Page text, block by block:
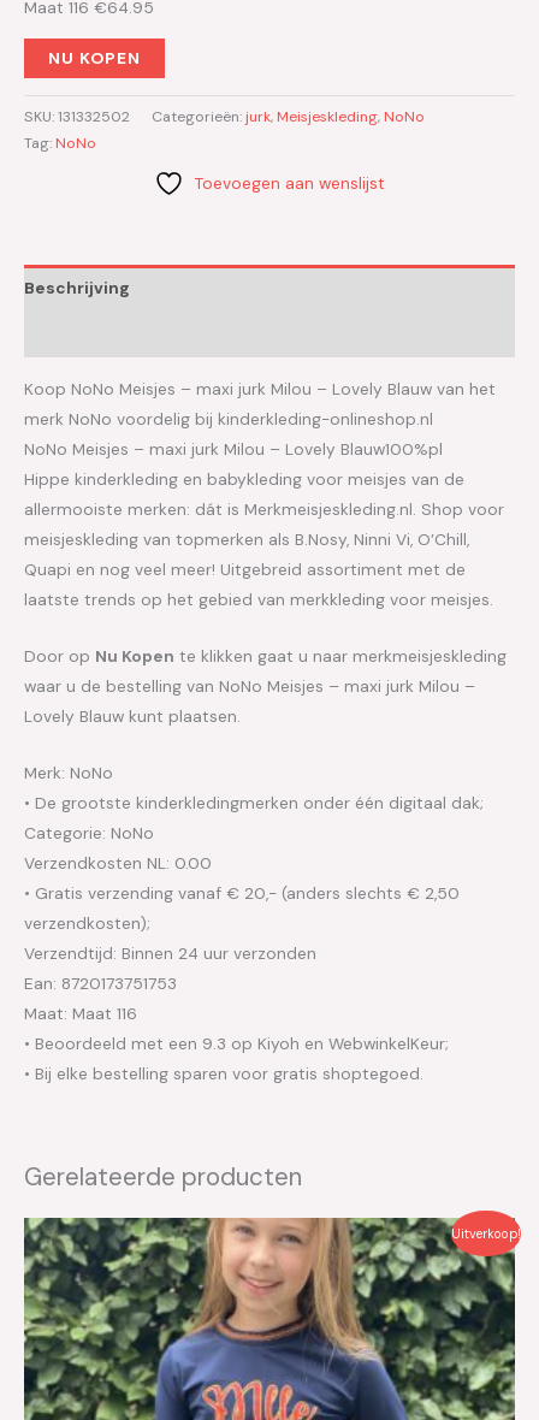
Maat 116 €64.95
NU KOPEN
SKU:131332502 Categorieën: jurk, Meisjeskleding, NoNo
Tag: NoNo
Toevoegen aan wenslijst
Beschrijving
Koop NoNo Meisjes – maxi jurk Milou – Lovely Blauw van het
merk NoNo voordelig bij kinderkleding-onlineshop.nl
NoNo Meisjes – maxi jurk Milou – Lovely Blauw100%pl
Hippe kinderkleding en babykleding voor meisjes van de
allermooiste merken: dát is Merkmeisjeskleding.nl. Shop voor
meisjeskleding van topmerken als B.Nosy, Ninni Vi, O’Chill,
Quapi en nog veel meer! Uitgebreid assortiment met de
laatste trends op het gebied van merkkleding voor meisjes.
Door op Nu Kopen te klikken gaat u naar merkmeisjeskleding
waar u de bestelling van NoNo Meisjes – maxi jurk Milou –
Lovely Blauw kunt plaatsen.
Merk: NoNo
• De grootste kinderkledingmerken onder één digitaal dak;
Categorie: NoNo
Verzendkosten NL: 0.00
• Gratis verzending vanaf € 20,- (anders slechts € 2,50
verzendkosten);
Verzendtijd: Binnen 24 uur verzonden
Ean: 8720173751753
Maat: Maat 116
• Beoordeeld met een 9.3 op Kiyoh en WebwinkelKeur;
• Bij elke bestelling sparen voor gratis shoptegoed.
Gerelateerde producten
Uitverkoop!
Oorspronkelijke
prijs
was:
€29.95.
Huidige
prijs
is:
€15.00.